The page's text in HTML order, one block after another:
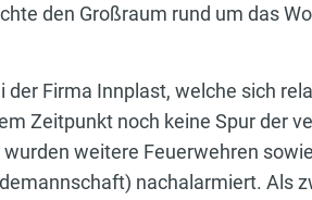
den Großraum rund um das
Firma Innplast, welche sich
Zeitpunkt noch keine Spur der
weitere Feuerwehren
nachalarmiert. Als